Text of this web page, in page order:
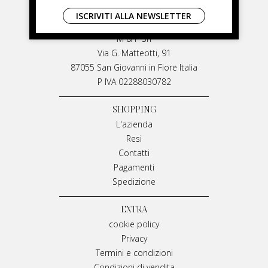
LIVIANA MIRARCHI
M & P Srl
Via G. Matteotti, 91
87055 San Giovanni in Fiore Italia
P IVA 02288030782
SHOPPING
L'azienda
Resi
Contatti
Pagamenti
Spedizione
EXTRA
cookie policy
Privacy
Termini e condizioni
ISCRIVITI ALLA NEWSLETTER